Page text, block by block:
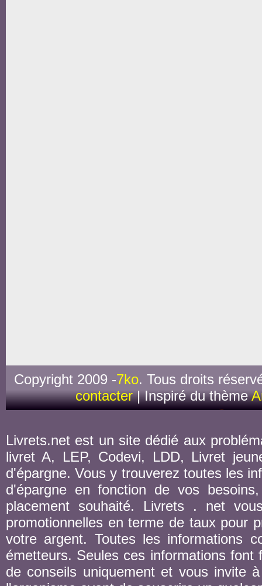
Copyright 2009 -7ko. Tous droits
contacter| Inspiré du thème
Livrets.net est un site dédié aux
livret A, LEP, Codevi, LDD, Livret
d'épargne. Vous y trouverez toutes les
d'épargne en fonction de vos
placement souhaité. Livrets . net
promotionnelles en terme de taux pour
votre argent. Toutes les informations
émetteurs. Seules ces informations
de conseils uniquement et vous invite